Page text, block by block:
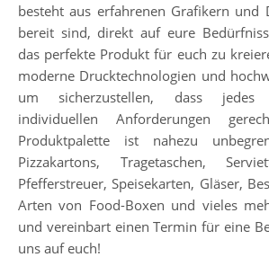
besteht aus erfahrenen Grafikern und
bereit sind, direkt auf eure
das perfekte Produkt für euch zu
moderne Drucktechnologien und
um sicherzustellen, dass jedes
individuellen Anforderungen
Produktpalette ist nahezu
Pizzakartons, Tragetaschen,
Pfefferstreuer, Speisekarten, Gläser,
Arten von Food-Boxen und vieles
und vereinbart einen Termin für eine
uns auf euch!